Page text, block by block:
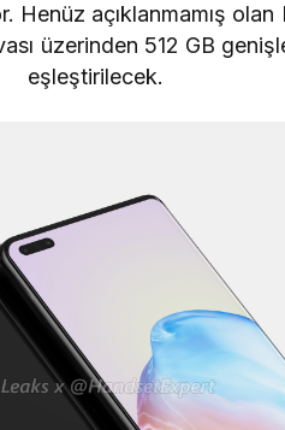
Henüz açıklanmamış
üzerinden 512 GB
eşleştirilecek.